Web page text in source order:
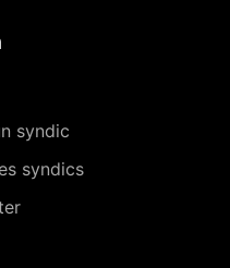
syndic
syndics